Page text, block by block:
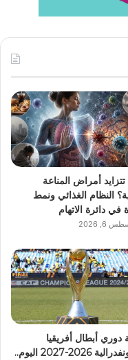
تتزايد أمراض المناعة
النظام الغذائي ونمط
في دائرة الاتهام
6, 2026
دوري أبطال أفريقيا
والكونفدرالية 2026-2027 اليوم..